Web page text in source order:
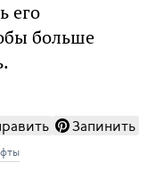
его
больше
Запинить